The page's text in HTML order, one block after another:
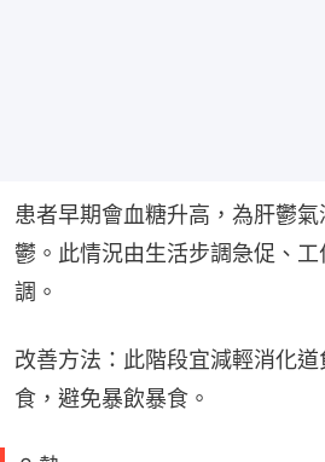
患者早期會血糖升高，為肝鬱
鬱。此情況由生活步調急促、
調。
改善方法：此階段宜減輕消化
食，避免暴飲暴食。